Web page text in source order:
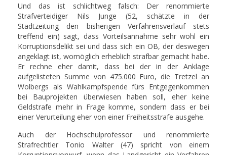
Und das ist schlichtweg falsch: Der renommierte
Strafverteidiger Nils Junge (52, schätzte in der
Stadtzeitung den bisherigen Verfahrensverlauf stets
treffend ein) sagt, dass Vorteilsannahme sehr wohl ein
Korruptionsdelikt sei und dass sich ein OB, der deswegen
angeklagt ist, womöglich erheblich strafbar gemacht habe.
Er rechne eher damit, dass bei der in der Anklage
aufgelisteten Summe von 475.000 Euro, die Tretzel an
Wolbergs als Wahlkampfspende fürs Entgegenkommen
bei Bauprojekten überwiesen haben soll, eher keine
Geldstrafe mehr in Frage komme, sondern dass er bei
einer Verurteilung eher von einer Freiheitsstrafe ausgehe.
Auch der Hochschulprofessor und renommierte
Strafrechtler Tonio Walter (47) spricht von einem